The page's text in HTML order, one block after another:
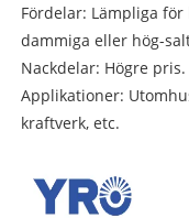
Fördelar: Lämpliga
dammiga eller hög-
Nackdelar: Högre pris.
Applikationer:
kraftverk, etc.